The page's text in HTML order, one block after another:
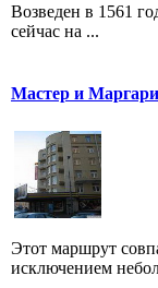
Возведен в 1561
сейчас на ...
Мастер и
Этот маршрут
исключением